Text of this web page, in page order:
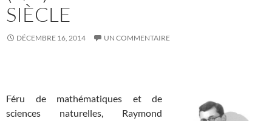
SIÈCLE
DÉCEMBRE 16, 2014 UN COMMENTAIRE
Féru de mathématiques et de
sciences naturelles, Raymond